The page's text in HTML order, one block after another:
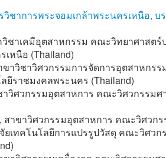
ชาการพระจอมเกล้าพระนครเหนือ,
วิชาเคมีอุตสาหกรรม คณะวิทยาศาสตร์
เหนือ (Thailand)
ขาวิชาวิศวกรรมการจัดการอุตสาหกร
ยีราชมงคลพระนคร (Thailand)
าวิศวกรรมอุตสาหการ คณะวิศวกรรม
, สาขาวิศวกรรมอุตสาหการ คณะวิศวก
ยเทคโนโลยีการแปรรูปวัสดุ คณะวิศว